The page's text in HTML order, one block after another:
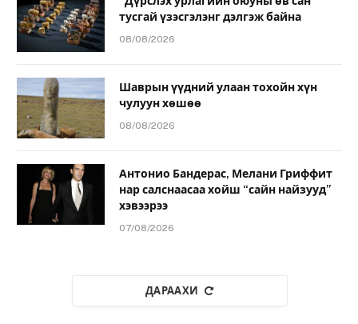
тусгай үзэсгэлэнг дэлгэж байна
08/08/2026
Шаврын үүдний улаан тохойн хүн
чулуун хөшөө
08/08/2026
Антонио Бандерас, Мелани Гриффит
нар салснаасаа хойш “сайн найзууд”
хэвээрээ
07/08/2026
ДАРААХИ